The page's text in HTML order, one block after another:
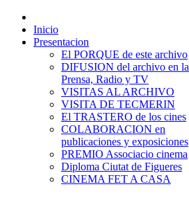
Inicio
Presentacion
El PORQUE de este archivo
DIFUSION del archivo en la
Prensa, Radio y TV
VISITAS AL ARCHIVO
VISITA DE TECMERIN
El TRASTERO de los cines
COLABORACION en
publicaciones y exposiciones
PREMIO Associacio cinema
Diploma Ciutat de Figueres
CINEMA FET A CASA